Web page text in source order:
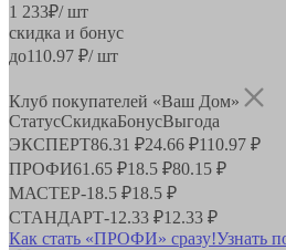
1 233₽/ шт
скидка и бонус
до110.97 ₽/ шт
Клуб покупателей «Ваш Дом»
СтатусСкидкаБонусВыгода
ЭКСПЕРТ86.31 ₽24.66 ₽110.97 ₽
ПРОФИ61.65 ₽18.5 ₽80.15 ₽
МАСТЕР-18.5 ₽18.5 ₽
СТАНДАРТ-12.33 ₽12.33 ₽
Как стать «ПРОФИ» сразу!Узнать